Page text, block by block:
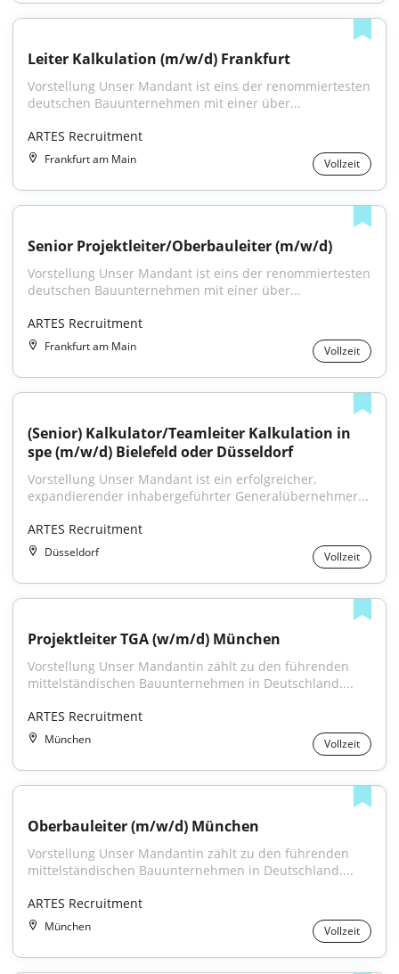
Leiter Kalkulation (m/w/d) Frankfurt
Vorstellung Unser Mandant ist eins der renommiertesten
deutschen Bauunternehmen mit einer über...
ARTES Recruitment
Frankfurt am Main Vollzeit
Senior Projektleiter/Oberbauleiter (m/w/d)
Vorstellung Unser Mandant ist eins der renommiertesten
deutschen Bauunternehmen mit einer über...
ARTES Recruitment
Frankfurt am Main Vollzeit
(Senior) Kalkulator/Teamleiter Kalkulation in
spe (m/w/d) Bielefeld oder Düsseldorf
Vorstellung Unser Mandant ist ein erfolgreicher,
expandierender inhabergeführter Generalübernehmer...
ARTES Recruitment
Düsseldorf Vollzeit
Projektleiter TGA (w/m/d) München
Vorstellung Unser Mandantin zählt zu den führenden
mittelständischen Bauunternehmen in Deutschland....
ARTES Recruitment
München Vollzeit
Oberbauleiter (m/w/d) München
Vorstellung Unser Mandantin zählt zu den führenden
mittelständischen Bauunternehmen in Deutschland....
ARTES Recruitment
München Vollzeit